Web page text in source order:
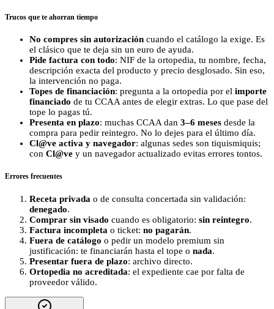
Trucos que te ahorran tiempo
No compres sin autorización cuando el catálogo la exige. Es
el clásico que te deja sin un euro de ayuda.
Pide factura con todo: NIF de la ortopedia, tu nombre, fecha,
descripción exacta del producto y precio desglosado. Sin eso,
la intervención no paga.
Topes de financiación: pregunta a la ortopedia por el importe
financiado de tu CCAA antes de elegir extras. Lo que pase del
tope lo pagas tú.
Presenta en plazo: muchas CCAA dan 3–6 meses desde la
compra para pedir reintegro. No lo dejes para el último día.
Cl@ve activa y navegador: algunas sedes son tiquismiquis;
con Cl@ve y un navegador actualizado evitas errores tontos.
Errores frecuentes
Receta privada o de consulta concertada sin validación:
denegado.
Comprar sin visado cuando es obligatorio: sin reintegro.
Factura incompleta o ticket: no pagarán.
Fuera de catálogo o pedir un modelo premium sin
justificación: te financiarán hasta el tope o nada.
Presentar fuera de plazo: archivo directo.
Ortopedia no acreditada: el expediente cae por falta de
proveedor válido.